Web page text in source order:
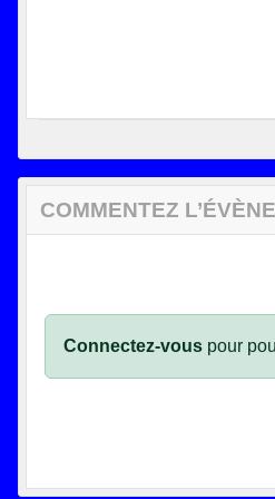
COMMENTEZ
Connectez-vous pour